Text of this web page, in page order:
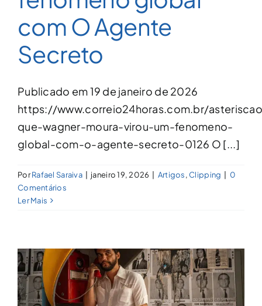
com O Agente
Secreto
Publicado em 19 de janeiro de 2026
https://www.correio24horas.com.br/
que-wagner-moura-virou-um-fenomeno-
global-com-o-agente-secreto-0126 O [...]
PorRafael Saraiva janeiro 19, 2026 Artigos,Clipping
0
Comentários
Ler Mais